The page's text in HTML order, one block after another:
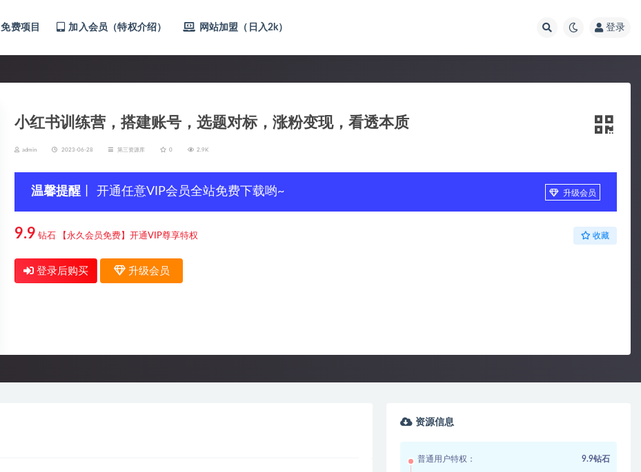
免费项目 加入会员（特权介绍） 网站加盟（日入2k） 登录
小红书训练营，搭建账号，选题对标，涨粉变现，看透本质
admin 2023-06-28 第三资源库 0 2.9K
温馨提醒 丨 开通任意VIP会员全站免费下载哟~ 升级会员
9.9 钻石 【永久会员免费】开通VIP尊享特权 收藏
登录后购买 升级会员
资源信息
普通用户特权： 9.9钻石